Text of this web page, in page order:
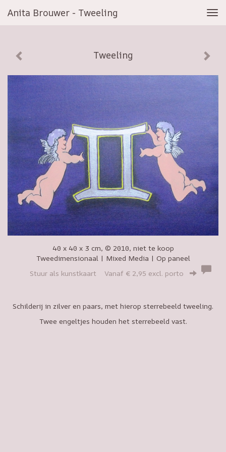
Anita Brouwer - Tweeling
Tweeling
40 x 40 x 3 cm, © 2010, niet te koop
Tweedimensionaal | Mixed Media | Op paneel
Stuur als kunstkaart Vanaf € 2,95 excl. porto
Schilderij in zilver en paars, met hierop sterrebeeld tweeling.
Twee engeltjes houden het sterrebeeld vast.